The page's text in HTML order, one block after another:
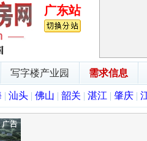
广东站
写字楼产业园 需求信息
| 汕头 | 佛山 | 韶关 | 湛江 | 肇庆 |